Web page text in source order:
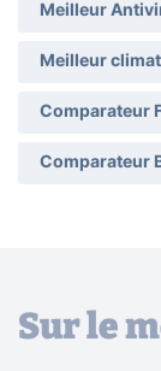
Meilleur
Meilleur
Comparateur
Comparateur
Sur le